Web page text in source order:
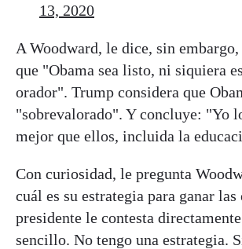
13, 2020
A Woodward, le dice, sin embargo,
que "Obama sea listo, ni siquiera
orador". Trump considera que
"sobrevalorado". Y concluye: "Yo
mejor que ellos, incluida la
Con curiosidad, le pregunta
cuál es su estrategia para ganar
presidente le contesta
sencillo. No tengo una estrategia.